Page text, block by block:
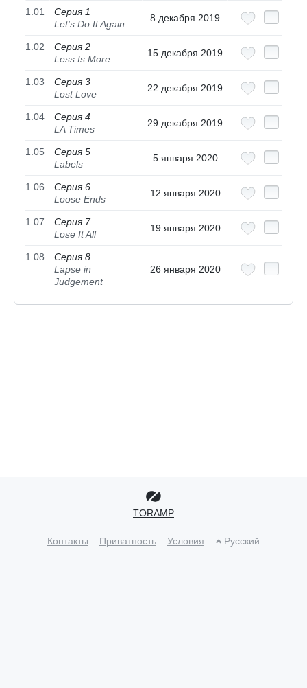
1.01
Серия 1
Let's Do It Again
8 декабря 2019
1.02
Серия 2
Less Is More
15 декабря 2019
1.03
Серия 3
Lost Love
22 декабря 2019
1.04
Серия 4
LA Times
29 декабря 2019
1.05
Серия 5
Labels
5 января 2020
1.06
Серия 6
Loose Ends
12 января 2020
1.07
Серия 7
Lose It All
19 января 2020
1.08
Серия 8
Lapse in
Judgement
26 января 2020
TORAMP
Контакты Приватность Условия Русский